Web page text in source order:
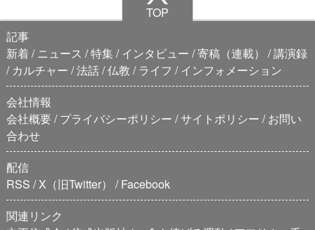
TOP
記事
新着
ニュース 特集 インタビュー 寄稿（連載）
講演録
カルチャー 法話 仏教 ライフ
インフォメーション
会社情報
会社概要 プライバシーポリシー サイトポリシー
お問い
合わせ
配信
RSS X（旧Twitter）
Facebook
関連リンク